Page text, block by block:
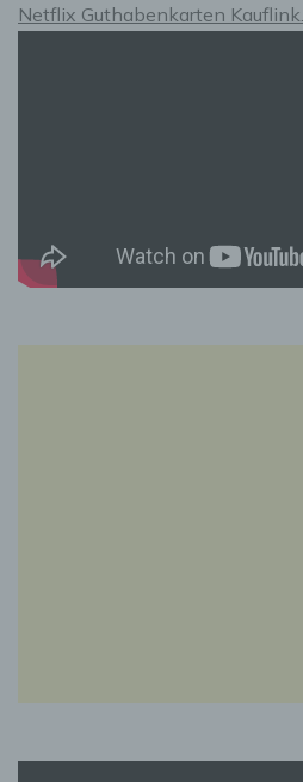
Netflix Guthabenkarten